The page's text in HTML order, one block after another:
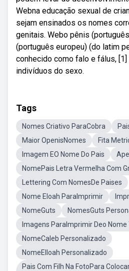
Webna educação sexual de
sejam ensinados os nomes
genitais. Webo pênis
(português europeu) (do latim
conhecido como falo e fálus,
indivíduos do sexo.
Tags
Nomes Criativo ParaCobra
Maior OpenisNomes
Fita
Imagem EO Nome Do Pais
NomePais Letra Vermelha Com
Lettering Com NomesDe Paises
Nome Eloah ParaImprimir
NomeGuts
NomesGuts
Imagens ParaImprimir Deo Nome
NomeCaleb Personalizado
NomeElloah Personalizado
Pais Com Filh Na FotoPara